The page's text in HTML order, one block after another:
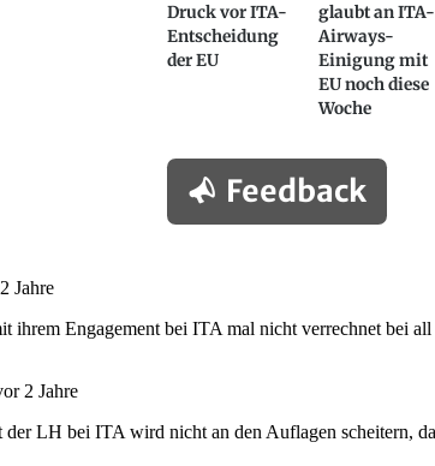
Druck vor ITA-
Entscheidung
der EU
glaubt an ITA-
Airways-
Einigung mit
EU noch diese
Woche
Feedback